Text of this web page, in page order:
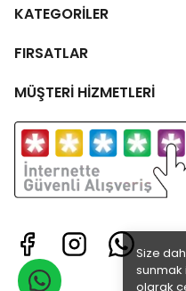
Size
sunmak
olarak
KATEGORİLER
FIRSATLAR
MÜŞTERİ HİZMETLERİ